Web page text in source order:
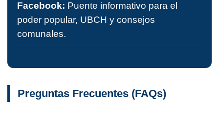
Facebook: Puente informativo para el
poder popular, UBCH y consejos
comunales.
Preguntas Frecuentes (FAQs)